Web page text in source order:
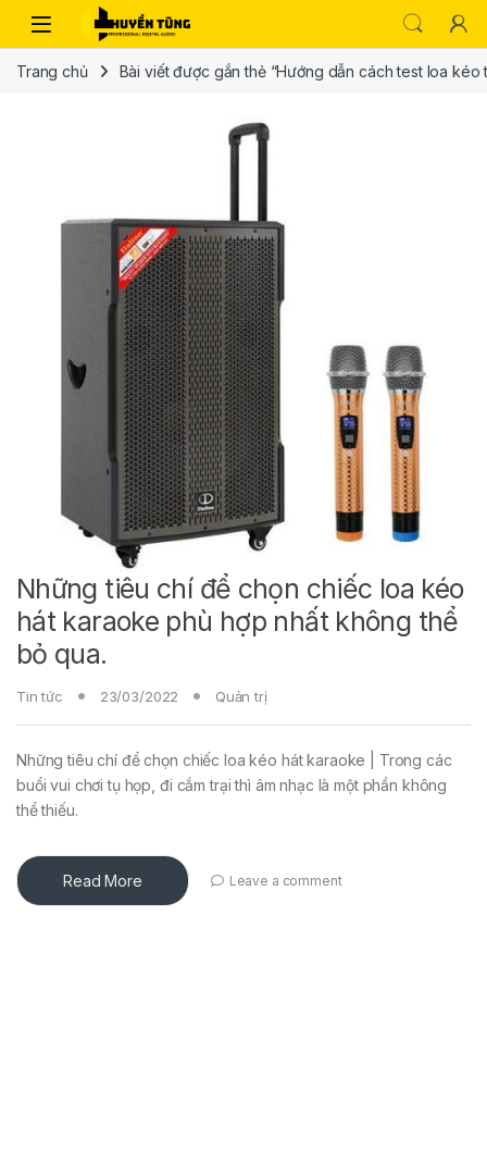
Trang chủ Bài viết được gắn thẻ “Hướng dẫn cách test loa kéo
Những tiêu chí để chọn chiếc loa kéo
hát karaoke phù hợp nhất không thể
bỏ qua.
Tin tức 23/03/2022 Quản trị
Những tiêu chí để chọn chiếc loa kéo hát karaoke | Trong các
buổi vui chơi tụ họp, đi cắm trại thì âm nhạc là một phần không
thể thiếu.
Read More Leave a comment